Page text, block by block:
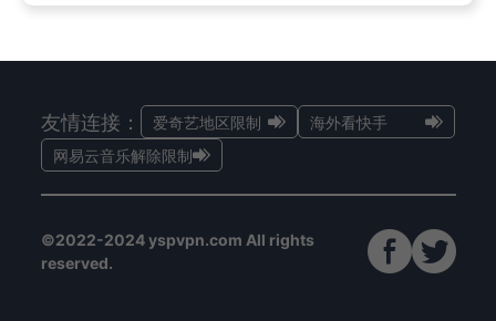
友情连接： 爱奇艺地区限制
海外看快手
网易云音乐解除限制
©2022-2024 yspvpn.com All rights
reserved.